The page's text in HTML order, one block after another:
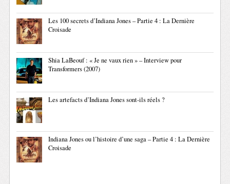
Les 100 secrets d’Indiana Jones – Partie 4 : La Dernière
Croisade
Shia LaBeouf : « Je ne vaux rien » – Interview pour
Transformers (2007)
Les artefacts d’Indiana Jones sont-ils réels ?
Indiana Jones ou l’histoire d’une saga – Partie 4 : La Dernière
Croisade